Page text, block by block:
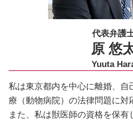
代表弁護
原 悠
Yuuta
私は東京都内を中心に離婚、自
療（動物病院）の法律問題に対
また、私は獣医師の資格を保有